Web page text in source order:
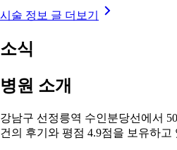
시술 정보 글 더보기
소식
병원 소개
강남구 선정릉역 수인분당선에서
건의 후기와 평점 4.9점을 보유하고